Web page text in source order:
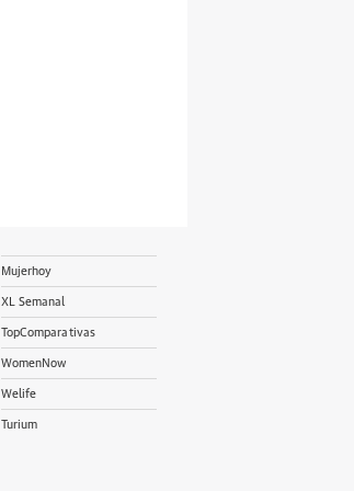
Mujerhoy
XL Semanal
TopComparativas
WomenNow
Welife
Turium